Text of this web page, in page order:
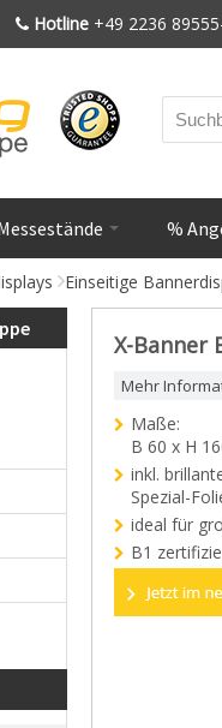
Hotline +49 2236
%
Einseitige
X-Banner
Mehr
Maße:
B 60 x H
inkl.
Spezial-
ideal für
B1